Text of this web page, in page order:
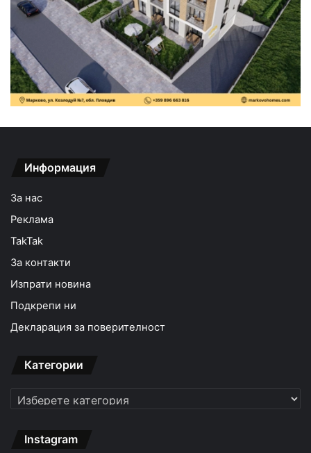
Информация
За нас
Реклама
TakTak
За контакти
Изпрати новина
Подкрепи ни
Декларация за поверителност
Категории
Категории
Instagram